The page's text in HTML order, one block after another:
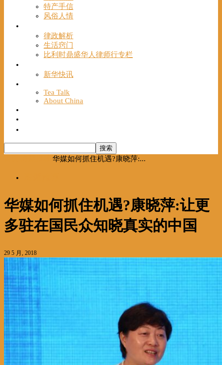
特产手信
风俗人情
律政解析
生活窍门
比利时鼎盛华人律师行专栏
新华快讯
Tea Talk
About China
华媒如何抓住机遇?康晓萍:...
华媒如何抓住机遇?康晓萍:让更
多驻在国民众知晓真实的中国
29 5 月, 2018